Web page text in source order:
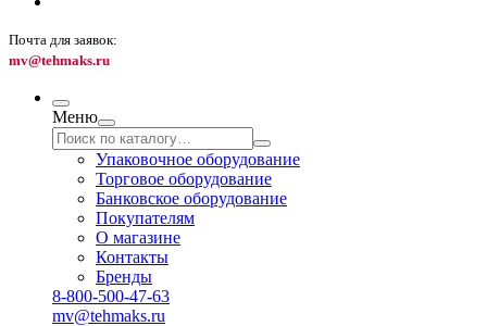
Почта для заявок:
mv@tehmaks.ru
Меню
Упаковочное оборудование
Торговое оборудование
Банковское оборудование
Покупателям
О магазине
Контакты
Бренды
8-800-500-47-63
mv@tehmaks.ru